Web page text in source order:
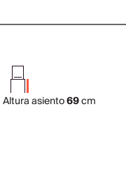
Altura asiento69cm